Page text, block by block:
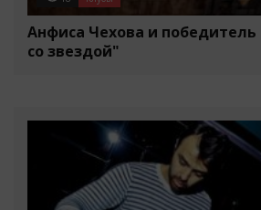
Анфиса Чехова и
со звездой"